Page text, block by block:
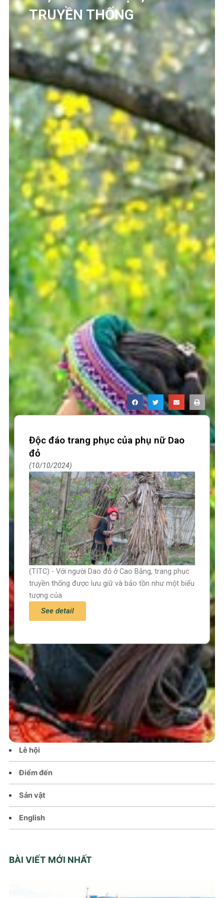
Trang chủ
Tin tức – Sự kiện
Chính sách
Văn hoá – Đời sống
Lễ hội
Điểm đến
Sản vật
English
BÀI VIẾT MỚI NHẤT
TRUYỀN THỐNG
Độc đáo trang phục của phụ nữ Dao
đỏ
10/10/2024
(TITC) - Với người Dao đỏ ở Cao Bằng, trang phục
truyền thống được lưu giữ và bảo tồn như một biểu
tượng của
See detail